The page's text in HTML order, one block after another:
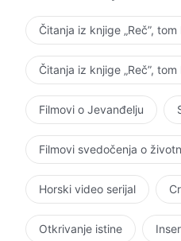
uspelo da te pretvori u
prirodu, pa ne samo da
toliko da Me smatraš
prodrla do samih tvojih
moliti da budem tvoj
smilujem na tebe, Bog
običan problem, već je
Sve se svodi na ovo:
kada budeš verovao da
Čitanja iz knjige „Reč”,
Čitanja iz knjige „Reč”,
Filmovi o Jevanđelju
Filmovi svedočenja o
Horski video serijal
Otkrivanje istine